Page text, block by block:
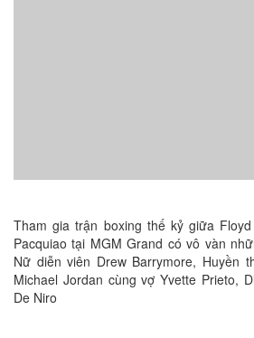
Tham gia trận boxing thế kỷ giữa
Pacquiao tại MGM Grand có vô vàn
Nữ diễn viên Drew Barrymore, Huyền
Michael Jordan cùng vợ Yvette Prieto,
De Niro